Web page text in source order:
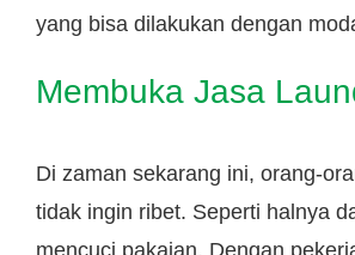
yang bisa dilakukan dengan
Membuka Jasa
Di zaman sekarang ini, orang-
tidak ingin ribet. Seperti halnya